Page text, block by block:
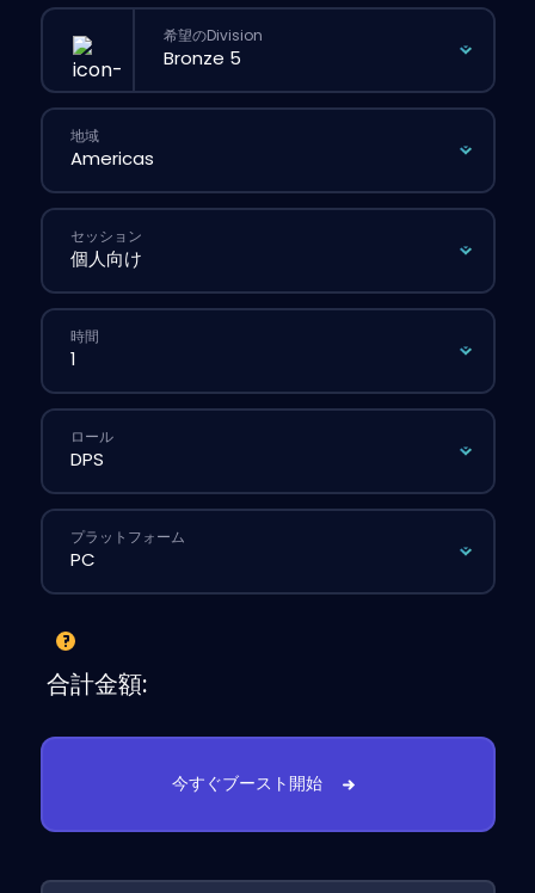
希望のDivision
地域
セッション
時間
ロール
プラットフォーム
合計金額:
今すぐブースト開始